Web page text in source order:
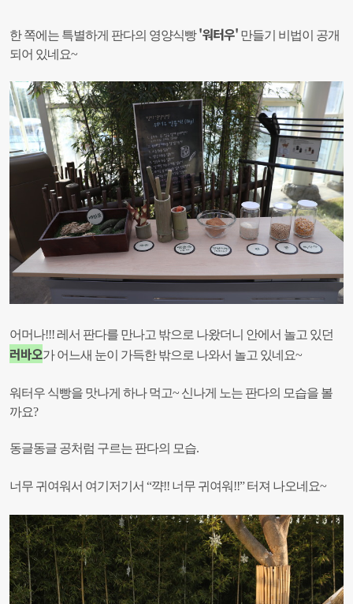
한 쪽에는 특별하게 판다의 영양식빵'워터우' 만들기 비법이 공개
되어 있네요~
어머나!!! 레서 판다를 만나고 밖으로 나왔더니 안에서 놀고 있던
러바오가 어느새 눈이 가득한 밖으로 나와서 놀고 있네요~
워터우 식빵을 맛나게 하나 먹고~ 신나게 노는 판다의 모습을 볼
까요?
동글동글 공처럼 구르는 판다의 모습.
너무 귀여워서 여기저기서 “꺅!! 너무 귀여워!!” 터져 나오네요~